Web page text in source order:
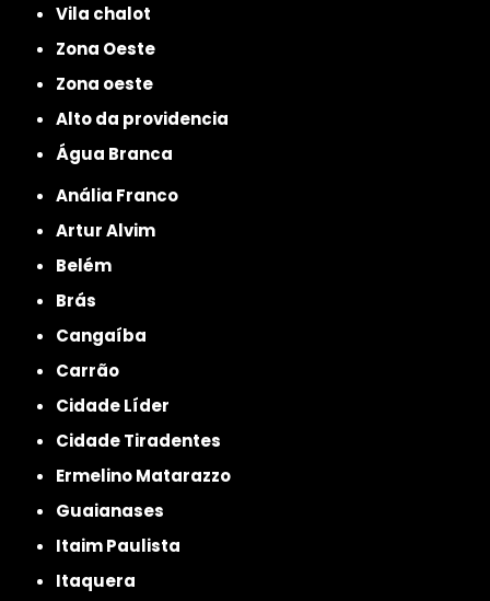
Vila chalot
Zona Oeste
Zona oeste
alto da providencia
Água Branca
Anália Franco
Artur Alvim
Belém
Brás
Cangaíba
Carrão
Cidade Líder
Cidade Tiradentes
Ermelino Matarazzo
Guaianases
Itaim Paulista
Itaquera